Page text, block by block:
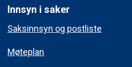
Innsyn i saker
Saksinnsyn og postliste
Møteplan